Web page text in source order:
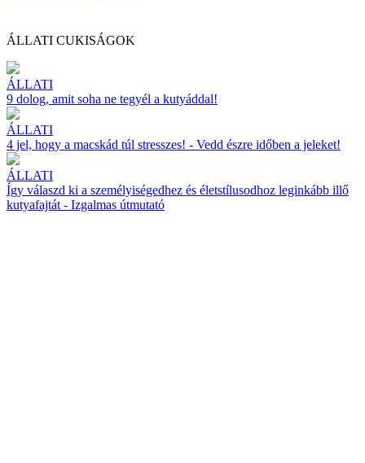
ÁLLATI CUKISÁGOK
ÁLLATI
9 dolog, amit soha ne tegyél a kutyáddal!
ÁLLATI
4 jel, hogy a macskád túl stresszes! - Vedd észre időben a jeleket!
ÁLLATI
Így válaszd ki a személyiségedhez és életstílusodhoz leginkább illő
kutyafajtát - Izgalmas útmutató